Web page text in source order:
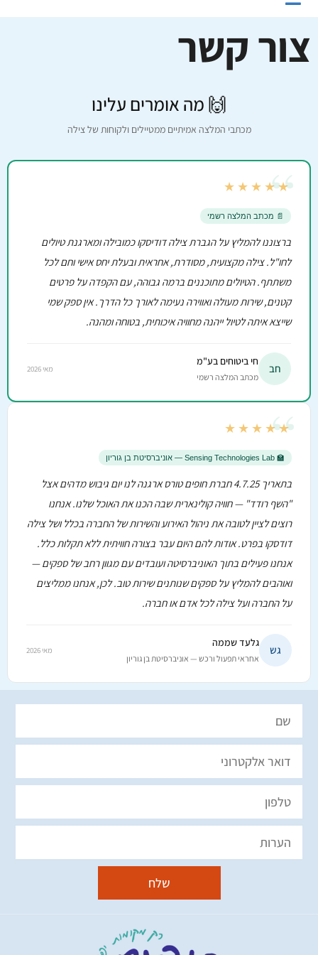
צור קשר
🙌 מה אומרים עלינו
מכתבי המלצה אמיתיים ממטיילים ולקוחות של צילה
“
★★★★★
📄 מכתב המלצה רשמי
ברצוננו להמליץ על הגברת צילה דודיסקו כמובילה ומארגנת טיולים
לחו"ל. צילה מקצועית, מסודרת, אחראית ובעלת יחס אישי וחם לכל
משתתף. הטיולים מתוכננים ברמה גבוהה, עם הקפדה על פרטים
קטנים, שירות מעולה ואווירה נעימה לאורך כל הדרך. אין ספק שמי
שייצא איתה לטיול ייהנה מחוויה איכותית, בטוחה ומהנה.
חב
חי ביטוחים בע"מ
מכתב המלצה רשמי
מאי 2026
“
★★★★★
🏫 Sensing Technologies Lab — אוניברסיטת בן גוריון
בתאריך 4.7.25 חברת חופים טורס ארגנה לנו יום גיבוש מדהים אצל
"השף רודד" — חוויה קולינארית שבה הכנו את האוכל שלנו. אנחנו
רוצים לציין לטובה את ניהול האירוע והשירות של החברה בכלל ושל צילה
דודסקו בפרט. אודות להם היום עבר בצורה חוויתית ללא תקלות כלל.
אנחנו פעילים בתוך האוניברסיטה ועובדים עם מגוון רחב של ספקים —
ואוהבים להמליץ על ספקים שנותנים שירות טוב. לכן, אנחנו ממליצים
על החברה ועל צילה לכל אדם או חברה.
גש
גלעד שממה
אחראי תפעול ורכש — אוניברסיטת בן גוריון
מאי 2026
שלח